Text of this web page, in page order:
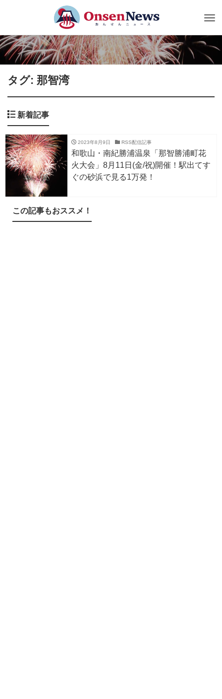
タグ: 那智湾
新着記事
2023年8月9日 RSS配信記事
和歌山・南紀勝浦温泉「那智勝浦町花
火大会」8月11日(金/祝)開催！駅出てす
ぐの砂浜で見る1万発！
この記事もおススメ！